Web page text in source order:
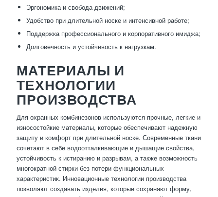
Эргономика и свобода движений;
Удобство при длительной носке и интенсивной работе;
Поддержка профессионального и корпоративного имиджа;
Долговечность и устойчивость к нагрузкам.
МАТЕРИАЛЫ И
ТЕХНОЛОГИИ
ПРОИЗВОДСТВА
Для охранных комбинезонов используются прочные, легкие и
износостойкие материалы, которые обеспечивают надежную
защиту и комфорт при длительной носке. Современные ткани
сочетают в себе водоотталкивающие и дышащие свойства,
устойчивость к истиранию и разрывам, а также возможность
многократной стирки без потери функциональных
характеристик. Инновационные технологии производства
позволяют создавать изделия, которые сохраняют форму,